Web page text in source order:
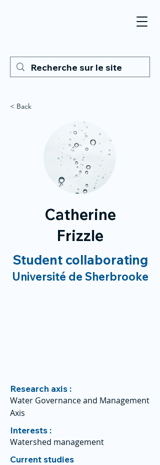
< Back
Catherine
Frizzle
Student collaborating
Université de Sherbrooke
Research axis :
Water Governance and Management
Axis
Interests :
Watershed management
Current studies